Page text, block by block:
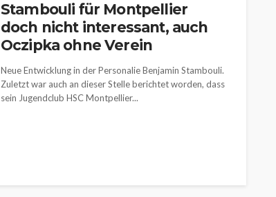
Stambouli für Montpellier
doch nicht interessant, auch
Oczipka ohne Verein
Neue Entwicklung in der Personalie Benjamin Stambouli.
Zuletzt war auch an dieser Stelle berichtet worden, dass
sein Jugendclub HSC Montpellier...